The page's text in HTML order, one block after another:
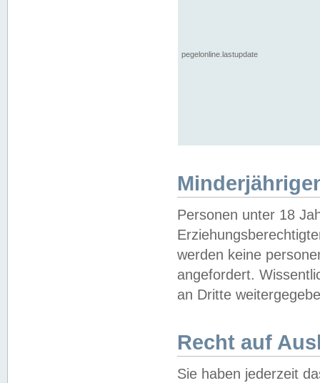
pegelonline.lastupdate
Personen unter 18
werden keine
angefordert.
an Dritte
Recht auf
Sie haben jederzeit